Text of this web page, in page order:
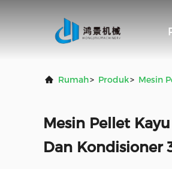
Rumah> Produk> Mesin
Mesin Pellet
Dan Kondisioner